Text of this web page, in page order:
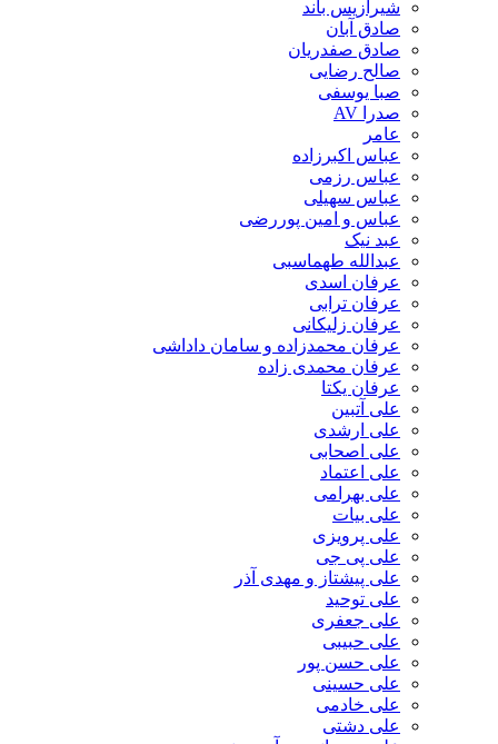
شیرازیس باند
صادق آبان
صادق صفدریان
صالح رضایی
صبا یوسفی
صدرا AV
عامر
عباس اکبرزاده
عباس رزمی
عباس سهیلی
عباس و امین پوررضی
عبد نیک
عبدالله طهماسبی‎
عرفان اسدی
عرفان ترابی
عرفان زلیکانی
عرفان محمدزاده و سامان داداشی
عرفان محمدی زاده
عرفان یکتا
علی آتبین
علی ارشدی
علی اصحابی
علی اعتماد
علی بهرامی
علی بیات
علی پرویزی
علی پی جی
علی پیشتاز و مهدی آذر
علی توحید
علی جعفری
علی حبیبی
علی حسن پور
علی حسینی
علی خادمی
علی دشتی